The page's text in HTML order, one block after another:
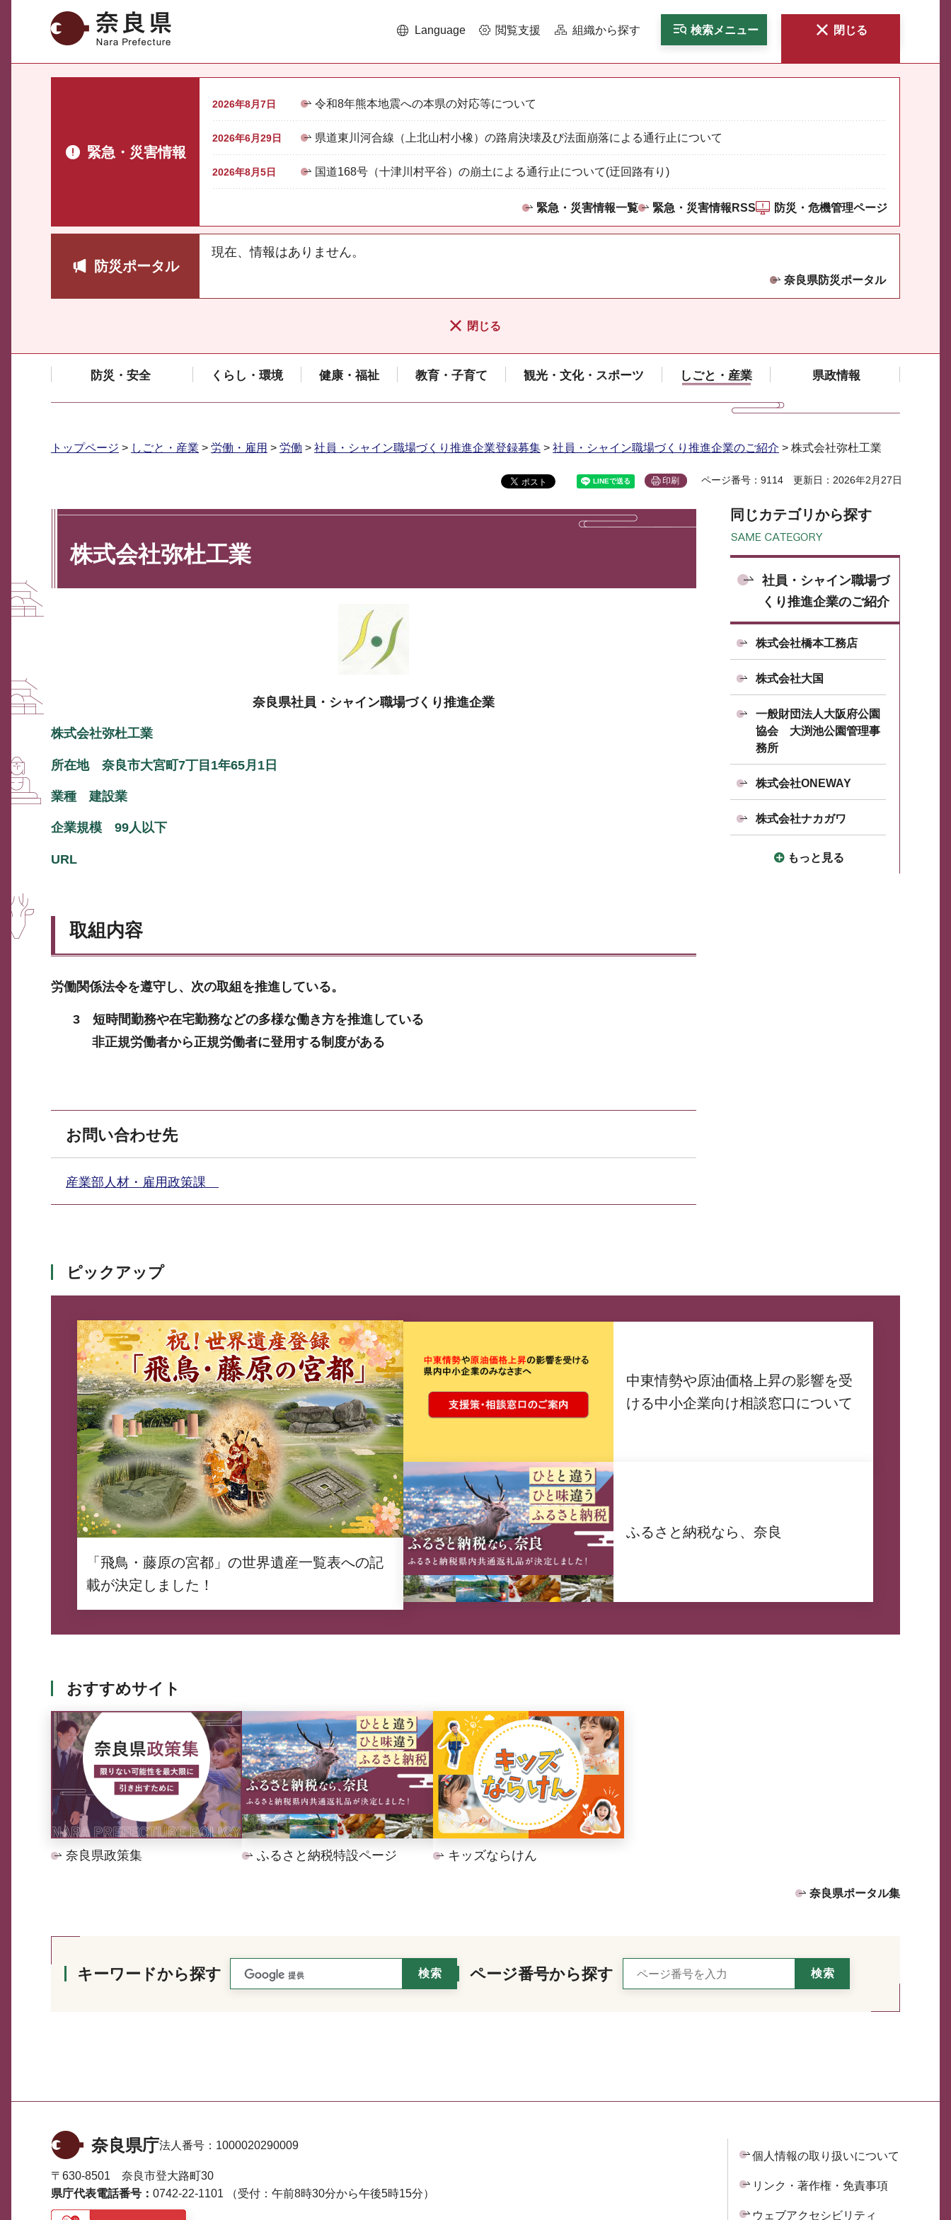
奈良県 Language 閲覧支援 組織から探す 検索メニュー 閉じる
緊急・災害情報
2026年8月7日 令和8年熊本地震への本県の対応等について
2026年6月29日 県道東川河合線（上北山村小橡）の路肩決壊及び法面崩落による通行止について
2026年8月5日 国道168号（十津川村平谷）の崩土による通行止について(迂回路有り)
緊急・災害情報一覧 緊急・災害情報RSS 防災・危機管理ページ
防災ポータル
現在、情報はありません。
奈良県防災ポータル
閉じる
防災・安全 くらし・環境 健康・福祉 教育・子育て 観光・文化・スポーツ しごと・産業 県政情報
トップページ > しごと・産業 > 労働・雇用 > 労働 > 社員・シャイン職場づくり推進企業登録募集 > 社員・シャイン職場づくり推進企業のご紹介 > 株式会社弥杜工業
印刷 ページ番号：9114 更新日：2026年2月27日
株式会社弥杜工業
奈良県社員・シャイン職場づくり推進企業
株式会社弥杜工業
所在地 奈良市大宮町7丁目1年65月1日
業種 建設業
企業規模 99人以下
URL
取組内容
労働関係法令を遵守し、次の取組を推進している。
3 短時間勤務や在宅勤務などの多様な働き方を推進している
非正規労働者から正規労働者に登用する制度がある
お問い合わせ先
産業部人材・雇用政策課
同じカテゴリから探す
社員・シャイン職場づ
くり推進企業のご紹介
株式会社橋本工務店
株式会社大国
一般財団法人大阪府公園
協会 大渕池公園管理事
務所
株式会社ONEWAY
株式会社ナカガワ
もっと見る
ピックアップ
「飛鳥・藤原の宮都」の世界遺産一覧表への記
載が決定しました！
中東情勢や原油価格上昇の影響を受
ける中小企業向け相談窓口について
ふるさと納税なら、奈良
おすすめサイト
奈良県政策集 ふるさと納税特設ページ キッズならけん
奈良県ポータル集
キーワードから探す ページ番号から探す
奈良県庁法人番号： 1000020290009
〒630-8501 奈良市登大路町30
県庁代表電話番号： 0742-22-1101 （受付：午前8時30分から午後5時15分）
個人情報の取り扱いについて
リンク・著作権・免責事項
ウェブアクセシビリティ